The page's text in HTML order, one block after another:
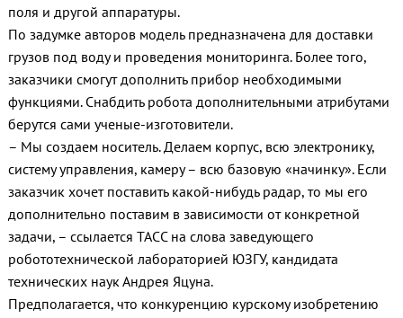
поля и другой аппаратуры.
По задумке авторов модель предназначена для доставки
грузов под воду и проведения мониторинга. Более того,
заказчики смогут дополнить прибор необходимыми
функциями. Снабдить робота дополнительными атрибутами
берутся сами ученые-изготовители.
– Мы создаем носитель. Делаем корпус, всю электронику,
систему управления, камеру – всю базовую «начинку». Если
заказчик хочет поставить какой-нибудь радар, то мы его
дополнительно поставим в зависимости от конкретной
задачи, – ссылается ТАСС на слова заведующего
робототехнической лабораторией ЮЗГУ, кандидата
технических наук Андрея Яцуна.
Предполагается, что конкуренцию курскому изобретению